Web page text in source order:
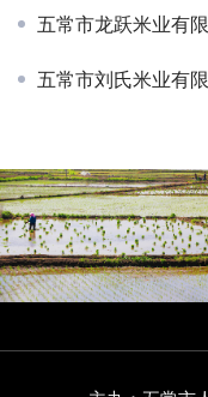
五常市龙跃米业有
五常市刘氏米业有